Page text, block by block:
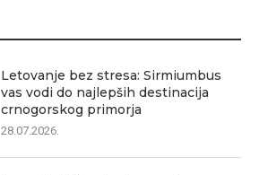
Letovanje bez stresa: Sirmiumbus
vas vodi do najlepših destinacija
crnogorskog primorja
28.07.2026.